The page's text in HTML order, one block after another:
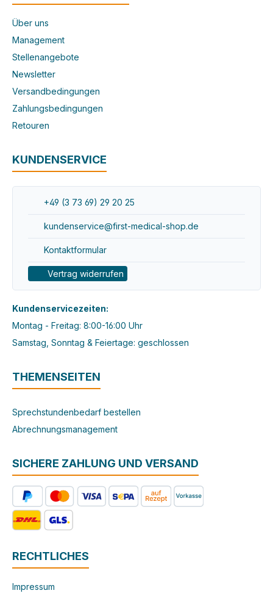
Über uns
Management
Stellenangebote
Newsletter
Versandbedingungen
Zahlungsbedingungen
Retouren
KUNDENSERVICE
+49 (3 73 69) 29 20 25
kundenservice@first-medical-shop.de
Kontaktformular
Vertrag widerrufen
Kundenservicezeiten:
Montag - Freitag: 8:00-16:00 Uhr
Samstag, Sonntag & Feiertage: geschlossen
THEMENSEITEN
Sprechstundenbedarf bestellen
Abrechnungsmanagement
SICHERE ZAHLUNG UND VERSAND
RECHTLICHES
Impressum